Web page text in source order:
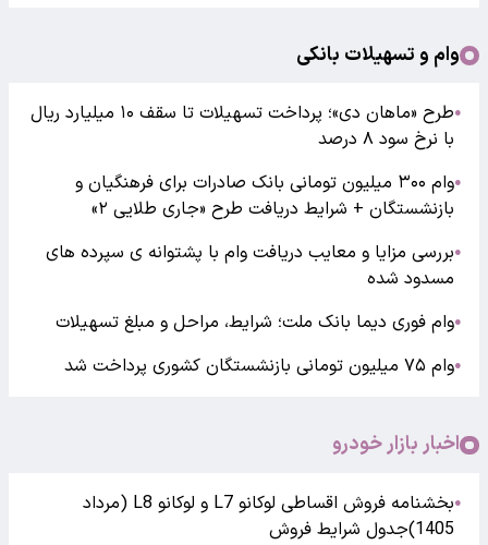
وام و تسهیلات بانکی
●
طرح «ماهان دی»؛ پرداخت تسهیلات تا سقف ۱۰ میلیارد ریال
با نرخ سود ۸ درصد
●
وام ۳۰۰ میلیون تومانی بانک صادرات برای فرهنگیان و
بازنشستگان + شرایط دریافت طرح «جاری طلایی ۲»
●بررسی مزایا و معایب دریافت وام با پشتوانه ی سپرده های
مسدود شده
●وام فوری دیما بانک ملت؛ شرایط، مراحل و مبلغ تسهیلات
●وام ۷۵ میلیون تومانی بازنشستگان کشوری پرداخت شد
اخبار بازار خودرو
●
بخشنامه فروش اقساطی لوکانو L7 و لوکانو L8 (مرداد
1405)جدول شرایط فروش